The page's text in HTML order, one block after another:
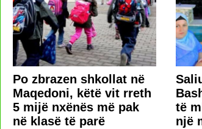
Po zbrazen shkollat në
Maqedoni, këtë vit rreth
5 mijë nxënës më pak
në klasë të parë
të
një